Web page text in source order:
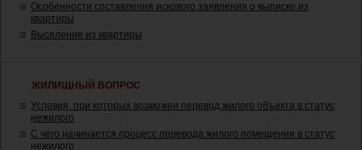
Особенности составления искового заявления о выписке из
квартиры
Выселение из квартиры
ЖИЛИЩНЫЙ ВОПРОС
Условия, при которых возможен перевод жилого объекта в статус
нежилого
С чего начинается процесс перевода жилого помещения в статус
нежилого